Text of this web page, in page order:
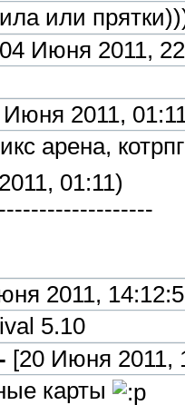
или
Июня 2011,
Июня 2011,
арена,
01:11)
2011,
5.10
[20 Июня 2011,
карты